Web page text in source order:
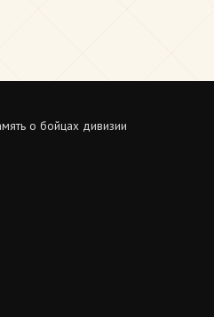
о бойцах дивизии